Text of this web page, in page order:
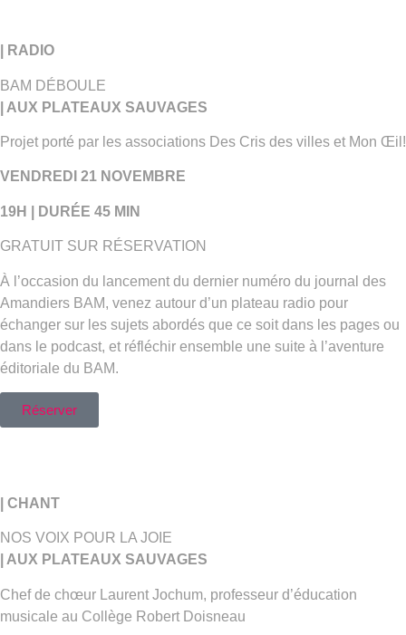
| RADIO
BAM DÉBOULE
| AUX PLATEAUX SAUVAGES
Projet porté par les associations Des Cris des villes et Mon Œil!
VENDREDI 21 NOVEMBRE
19H | DURÉE 45 MIN
GRATUIT SUR RÉSERVATION
À l’occasion du lancement du dernier numéro du journal des
Amandiers BAM, venez autour d’un plateau radio pour
échanger sur les sujets abordés que ce soit dans les pages ou
dans le podcast, et réfléchir ensemble une suite à l’aventure
éditoriale du BAM.
Réserver
| CHANT
NOS VOIX POUR LA JOIE
| AUX PLATEAUX SAUVAGES
Chef de chœur Laurent Jochum, professeur d’éducation
musicale au Collège Robert Doisneau